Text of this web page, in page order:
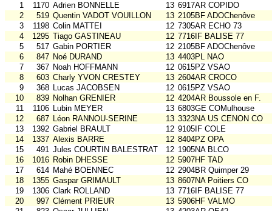
1
1170 Adrien BONNELLE 13 6917AR COPIDO
2
519 Quentin VADOT VOUILLON 13 2105BF ADOChenôve
3
1198 Colin MATTEI 12 7305AR ECHO 73
4
1295 Tiago GASTINEAU 12 7716IF BALISE 77
5
517 Gabin PORTIER 12 2105BF ADOChenôve
6
847 Noé DURAND 13 4403PL NAO
7
367 Noah HOFFMANN 12 0615PZ VSAO
8
603 Charly YVON CRESTEY 13 2604AR CROCO
9
368 Lucas JACOBSEN 12 0615PZ VSAO
10
839 Nolhan GRENIER 12 4204AR Boussole en F.
11
1106 Lubin MEYER 13 6803GE COMulhouse
12
687 Léon RANNOU-SERINE 13 3323NA US CENON CO
13
1392 Gabriel BRAULT 12 9105IF COLE
14
1337 Alexis BARRE 12 8404PZ OPA
15
491 Jules COURTIN BALESTRAT 12 1905NA BLCO
16
1016 Robin DHESSE 12 5907HF TAD
17
614 Mahé BOENNEC 12 2904BR Quimper 29
18
1355 Gaspar GRIMAULT 13 8607NA Poitiers CO
19
1306 Clark ROLLAND 13 7716IF BALISE 77
20
997 Clément PRIEUR 13 5906HF VALMO